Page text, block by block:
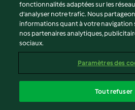
Conditions d'utilisation
Politique de confidentialité
Non-responsabilité
Mentions légales
Contenu du rapport
Déclaration d'accessibilité
fonctionnalités adaptées sur les
d’analyser notre trafic. Nous
informations quant à votre navigation
nos partenaires analytiques,
sociaux.
Paramètres des
Tout refuser